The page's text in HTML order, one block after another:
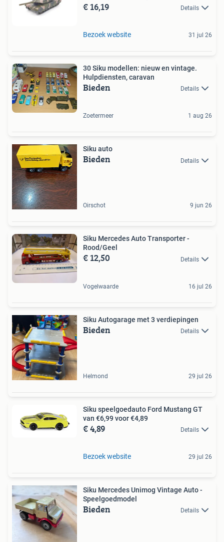
€ 16,19 Details
Bezoek website 31 jul 26
30 Siku modellen: nieuw en vintage.
Hulpdiensten, caravan
Bieden Details
Zoetermeer 1 aug 26
Siku auto
Bieden Details
Oirschot 9 jun 26
Siku Mercedes Auto Transporter -
Rood/Geel
€ 12,50 Details
Vogelwaarde 16 jul 26
Siku Autogarage met 3 verdiepingen
Bieden Details
Helmond 29 jul 26
Siku speelgoedauto Ford Mustang GT
van €6,99 voor €4,89
€ 4,89 Details
Bezoek website 29 jul 26
Siku Mercedes Unimog Vintage Auto -
Speelgoedmodel
Bieden Details